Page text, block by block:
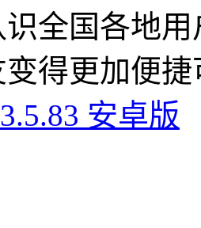
全国各地
得更加便捷
安卓版